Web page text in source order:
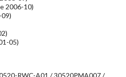
2006-10)
05)